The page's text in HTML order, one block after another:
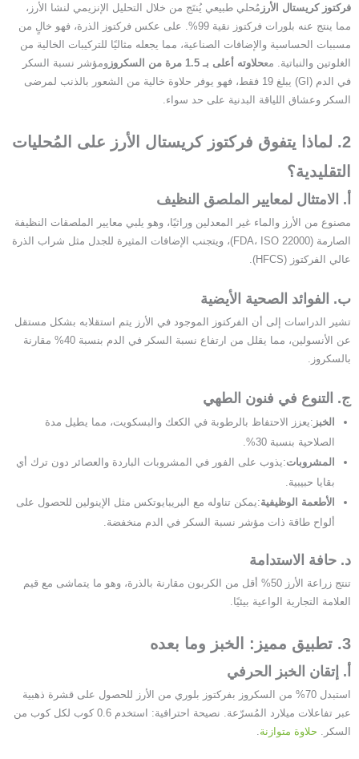
فركتوز كريستال الأرز مُحلي طبيعي يُنتَج من خلال التحليل الإنزيمي لنشا الأرز،
مما ينتج عنه بلورات فركتوز نقية 99%. على عكس فركتوز الذرة، فهو خالٍ من
مسببات الحساسية والإضافات الصناعية، مما يجعله مثاليًا للتركيبات الخالية من
الغلوتين والنباتية. معحلاوته أعلى بـ 1.5 مرة من السكروز
​ومؤشر نسبة السكر
في الدم (GI) يبلغ 19 فقط، فهو يوفر حلاوة خالية من الشعور بالذنب لمرضى
السكر وعشاق اللياقة البدنية على حد سواء.
2. لماذا يتفوق فركتوز كريستال الأرز على المُحليات
التقليدية؟
أ. الامتثال لمعايير الملصق النظيف
مصنوع من الأرز والماء غير المعدلين وراثيًا، وهو يلبي معايير الملصقات النظيفة
الصارمة (FDA، ISO 22000)، ويتجنب الإضافات المثيرة للجدل مثل شراب الذرة
عالي الفركتوز (HFCS).
ب. الفوائد الصحية الأيضية
تشير الدراسات إلى أن الفركتوز الموجود في الأرز يتم استقلابه بشكل مستقل
عن الأنسولين، مما يقلل من ارتفاع نسبة السكر في الدم بنسبة 40% مقارنة
بالسكروز.
ج. التنوع في فنون الطهي
​الخبز​ ​:يعزز الاحتفاظ بالرطوبة في الكعك والبسكويت، مما يطيل مدة
الصلاحية بنسبة 30%.
المشروبات:يذوب على الفور في المشروبات الباردة والعصائر دون ترك أي
بقايا حبيبية.
الأطعمة الوظيفية​:يمكن تناوله مع البريبايوتكس مثل الإينولين للحصول على
ألواح طاقة ذات مؤشر نسبة السكر في الدم منخفضة.
د. حافة الاستدامة
تنتج زراعة الأرز 50% أقل من الكربون مقارنة بالذرة، وهو ما يتماشى مع قيم
العلامة التجارية الواعية بيئيًا.
3. تطبيق مميز: الخبز وما بعده
أ. إتقان الخبز الحرفي
استبدل 70% من السكروز بفركتوز بلوري من الأرز للحصول على قشرة ذهبية
عبر تفاعلات ميلارد المُسرّعة. نصيحة احترافية: استخدم 0.6 كوب لكل كوب من
السكر. حلاوة متوازنة